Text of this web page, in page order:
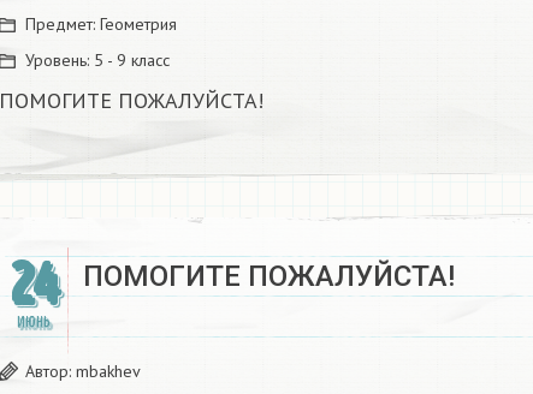
Предмет: Геометрия
Уровень: 5 - 9 класс
ПОМОГИТЕ ПОЖАЛУЙСТА!
24
ИЮНЬ
ПОМОГИТЕ ПОЖАЛУЙСТА!
Автор: mbakhev